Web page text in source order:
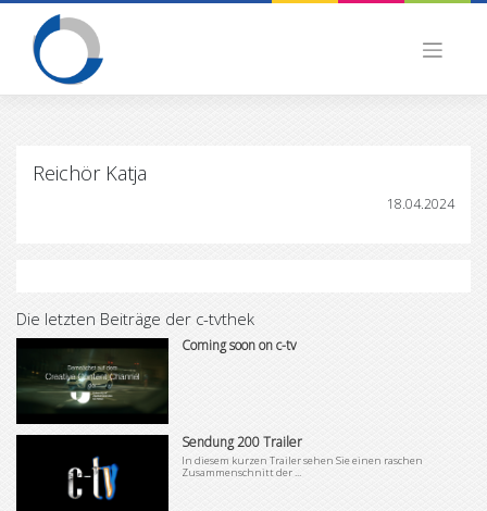
Skip
content
Reichör Katja
18.04.2024
Die letzten Beiträge der c-tvthek
Coming soon on c-tv
Sendung 200 Trailer
In diesem kurzen Trailer sehen Sie einen raschen
Zusammenschnitt der ...